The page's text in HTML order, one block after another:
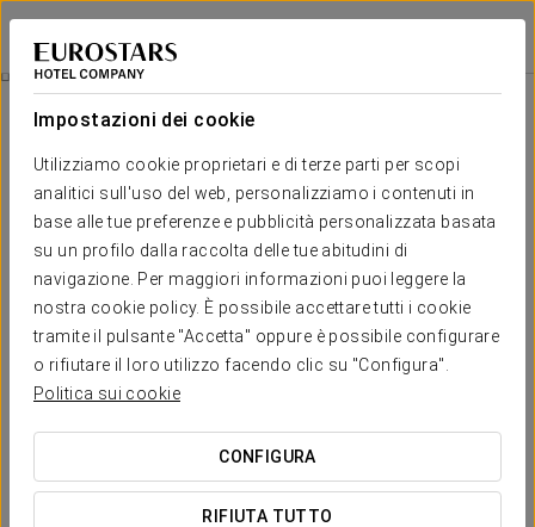
Impostazioni dei cookie
Utilizziamo cookie proprietari e di terze parti per scopi
analitici sull'uso del web, personalizziamo i contenuti in
base alle tue preferenze e pubblicità personalizzata basata
su un profilo dalla raccolta delle tue abitudini di
navigazione. Per maggiori informazioni puoi leggere la
nostra cookie policy. È possibile accettare tutti i cookie
tramite il pulsante "Accetta" oppure è possibile configurare
o rifiutare il loro utilizzo facendo clic su "Configura".
Politica sui cookie
CONFIGURA
RIFIUTA TUTTO
Eurostars Berlin
BERLIN
Ristorazione
L’hotel dispone di bar-caffeteria e ristorante.